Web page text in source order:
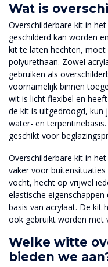
Wat is
Overschilderbare kit in
geschilderd kan worden
kit te laten hechten,
polyurethaan. Zowel
gebruiken als
voornamelijk binnen
wit is licht flexibel en
de kit is uitgedroogd, kun
water- en
geschikt voor
Overschilderbare kit in
vaker voor
vocht, hecht op vrijwel
elastische
basis van acrylaat. De kit
ook gebruikt worden met
Welke witte
bieden we